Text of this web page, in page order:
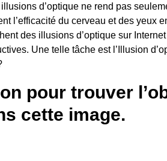
illusions d’optique ne rend pas
l’efficacité du cerveau et des yeux
des illusions d’optique sur
Une telle tâche est l’Illusion
pour trouver
cette image.